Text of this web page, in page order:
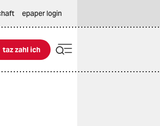
epaper login
ich
taz zahl ich